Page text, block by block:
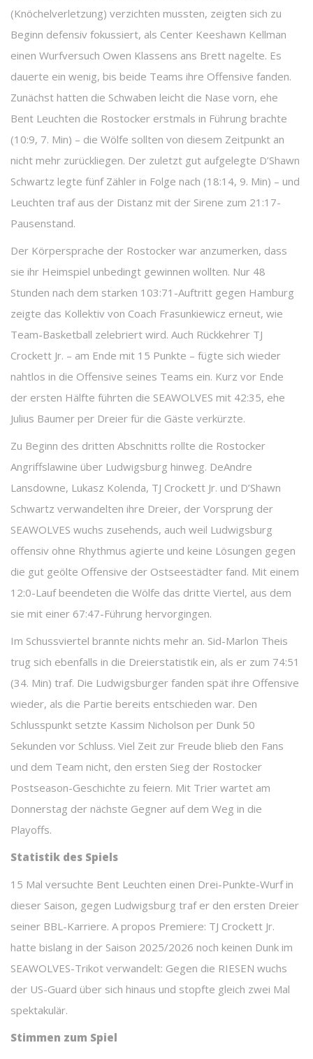
(Knöchelverletzung) verzichten mussten, zeigten sich zu
Beginn defensiv fokussiert, als Center Keeshawn Kellman
einen Wurfversuch Owen Klassens ans Brett nagelte. Es
dauerte ein wenig, bis beide Teams ihre Offensive fanden.
Zunächst hatten die Schwaben leicht die Nase vorn, ehe
Bent Leuchten die Rostocker erstmals in Führung brachte
(10:9, 7. Min) – die Wölfe sollten von diesem Zeitpunkt an
nicht mehr zurückliegen. Der zuletzt gut aufgelegte D’Shawn
Schwartz legte fünf Zähler in Folge nach (18:14, 9. Min) – und
Leuchten traf aus der Distanz mit der Sirene zum 21:17-
Pausenstand.
Der Körpersprache der Rostocker war anzumerken, dass
sie ihr Heimspiel unbedingt gewinnen wollten. Nur 48
Stunden nach dem starken 103:71-Auftritt gegen Hamburg
zeigte das Kollektiv von Coach Frasunkiewicz erneut, wie
Team-Basketball zelebriert wird. Auch Rückkehrer TJ
Crockett Jr. – am Ende mit 15 Punkte – fügte sich wieder
nahtlos in die Offensive seines Teams ein. Kurz vor Ende
der ersten Hälfte führten die SEAWOLVES mit 42:35, ehe
Julius Baumer per Dreier für die Gäste verkürzte.
Zu Beginn des dritten Abschnitts rollte die Rostocker
Angriffslawine über Ludwigsburg hinweg. DeAndre
Lansdowne, Lukasz Kolenda, TJ Crockett Jr. und D’Shawn
Schwartz verwandelten ihre Dreier, der Vorsprung der
SEAWOLVES wuchs zusehends, auch weil Ludwigsburg
offensiv ohne Rhythmus agierte und keine Lösungen gegen
die gut geölte Offensive der Ostseestädter fand. Mit einem
12:0-Lauf beendeten die Wölfe das dritte Viertel, aus dem
sie mit einer 67:47-Führung hervorgingen.
Im Schussviertel brannte nichts mehr an. Sid-Marlon Theis
trug sich ebenfalls in die Dreierstatistik ein, als er zum 74:51
(34. Min) traf. Die Ludwigsburger fanden spät ihre Offensive
wieder, als die Partie bereits entschieden war. Den
Schlusspunkt setzte Kassim Nicholson per Dunk 50
Sekunden vor Schluss. Viel Zeit zur Freude blieb den Fans
und dem Team nicht, den ersten Sieg der Rostocker
Postseason-Geschichte zu feiern. Mit Trier wartet am
Donnerstag der nächste Gegner auf dem Weg in die
Playoffs.
Statistik des Spiels
15 Mal versuchte Bent Leuchten einen Drei-Punkte-Wurf in
dieser Saison, gegen Ludwigsburg traf er den ersten Dreier
seiner BBL-Karriere. A propos Premiere: TJ Crockett Jr.
hatte bislang in der Saison 2025/2026 noch keinen Dunk im
SEAWOLVES-Trikot verwandelt: Gegen die RIESEN wuchs
der US-Guard über sich hinaus und stopfte gleich zwei Mal
spektakulär.
Stimmen zum Spiel